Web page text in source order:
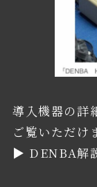
導入機器の詳
ご覧いただけ
▶︎ DENBA解